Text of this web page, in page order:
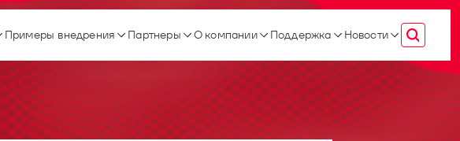
Примеры внедрения Партнеры О компании Поддержка Новости